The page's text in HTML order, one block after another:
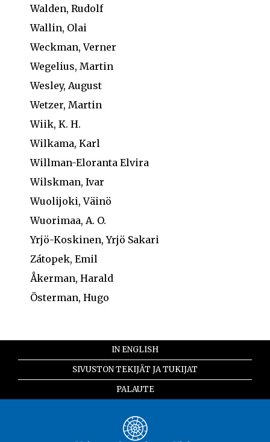
Walden, Rudolf
Wallin, Olai
Weckman, Verner
Wegelius, Martin
Wesley, August
Wetzer, Martin
Wiik, K. H.
Wilkama, Karl
Willman-Eloranta Elvira
Wilskman, Ivar
Wuolijoki, Väinö
Wuorimaa, A. O.
Yrjö-Koskinen, Yrjö Sakari
Zátopek, Emil
Åkerman, Harald
Österman, Hugo
IN ENGLISH
SIVUSTON TEKIJÄT JA TUKIJAT
PALAUTE